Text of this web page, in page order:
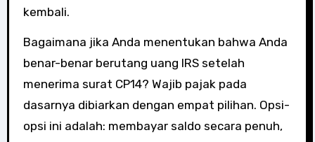
kembali.
Bagaimana jika Anda menentukan bahwa Anda
benar-benar berutang uang IRS setelah
menerima surat CP14? Wajib pajak pada
dasarnya dibiarkan dengan empat pilihan. Opsi-
opsi ini adalah: membayar saldo secara penuh,